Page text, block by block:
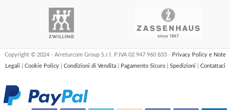
Copyright © 2024 - Arreturcom Group S.r.l. P.IVA 02 947 960 833 - Privacy Policy e Note
Legali
Cookie Policy Condizioni di Vendita Pagamento Sicuro Spedizioni Contattaci